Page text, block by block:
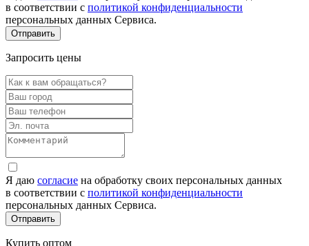
в соответствии с политикой конфиденциальности
персональных данных Сервиса.
Запросить цены
Я даю согласие на обработку своих персональных данных
в соответствии с политикой конфиденциальности
персональных данных Сервиса.
Купить оптом